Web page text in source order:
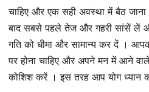
चाहिए और एक सही अवस्था में बैठ
बाद सबसे पहले तेज और गहरी सांसें लें
गति को धीमा और सामान्य कर दें ।
पर होना चाहिए और अपने मन में आने
कोशिश करें । इस तरह आप योग ध्यान